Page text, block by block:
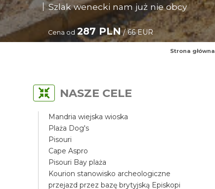
Szlak wenecki nam już nie obcy
Cena od 287 PLN/ 66 EUR
Strona główna
NASZE CELE
Mandria wiejska wioska
Plaża Dog's
Pisouri
Cape Aspro
Pisouri Bay plaża
Kourion stanowisko archeologiczne
przejazd przez bazę brytyjską Episkopi